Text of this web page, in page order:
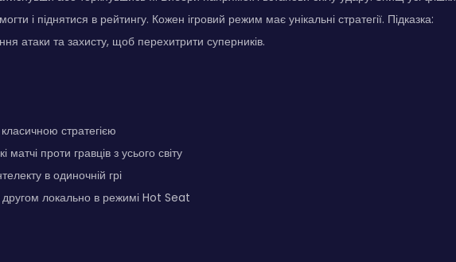
і піднятися в рейтингу. Кожен ігровий режим має унікальні стратегії. Підказка:
атаки та захисту, щоб перехитрити суперників.
стратегією
матчі проти гравців з усього світу
в одиночній грі
другом локально в режимі Hot Seat